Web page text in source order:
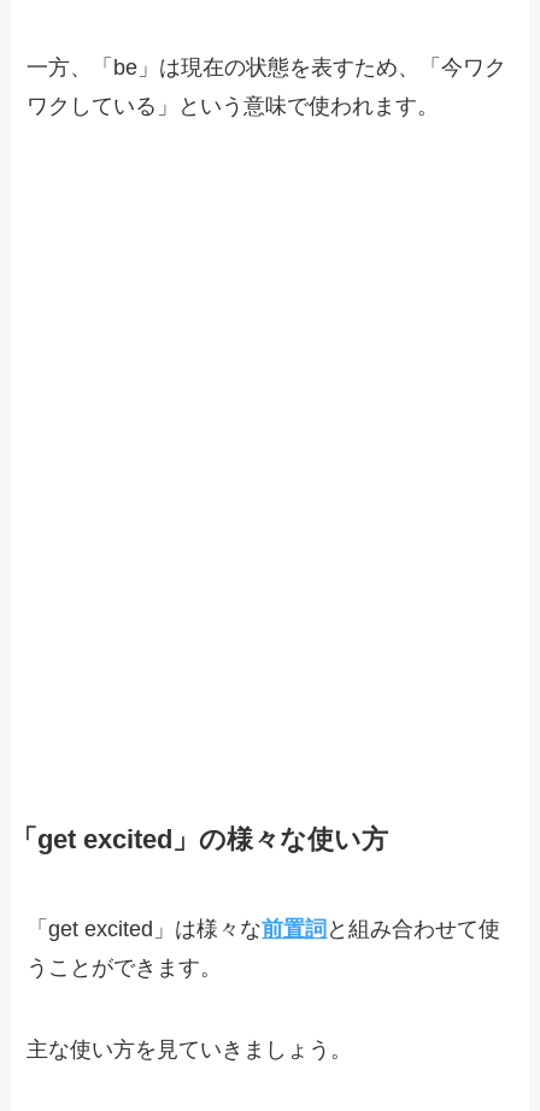
一方、「be」は現在の状態を表すため、「今ワク
ワクしている」という意味で使われます。
「get excited」の様々な使い方
「get excited」は様々な前置詞 と組み合わせて使
うことができます。
主な使い方を見ていきましょう。